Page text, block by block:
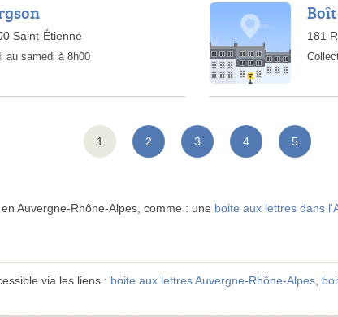
Saint-Étienne
au samedi à 8h00
181
1 2 3 4 5
Auvergne-Rhône-Alpes, comme : une boite aux lettres dans
via les liens : boite aux lettres Auvergne-Rhône-Alpes